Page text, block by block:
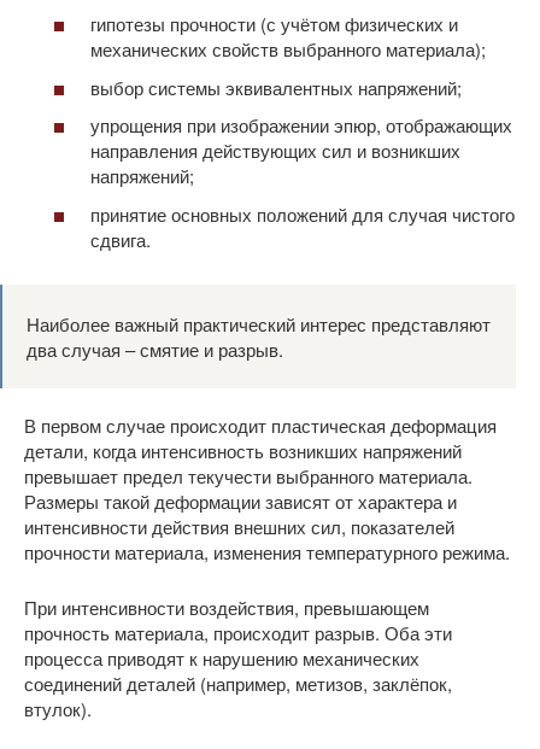
гипотезы прочности (с учётом физических и
механических свойств выбранного материала);
выбор системы эквивалентных напряжений;
упрощения при изображении эпюр, отображающих
направления действующих сил и возникших
напряжений;
принятие основных положений для случая чистого
сдвига.
Наиболее важный практический интерес представляют
два случая – смятие и разрыв.
В первом случае происходит пластическая деформация
детали, когда интенсивность возникших напряжений
превышает предел текучести выбранного материала.
Размеры такой деформации зависят от характера и
интенсивности действия внешних сил, показателей
прочности материала, изменения температурного режима.
При интенсивности воздействия, превышающем
прочность материала, происходит разрыв. Оба эти
процесса приводят к нарушению механических
соединений деталей (например, метизов, заклёпок,
втулок).